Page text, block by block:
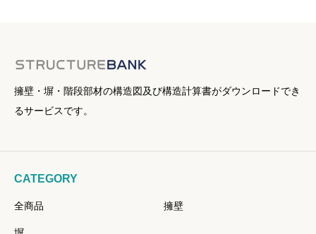
擁壁・塀・階段部材の構造図及び構造計算書がダウンロードでき
るサービスです。
CATEGORY
全商品 擁壁